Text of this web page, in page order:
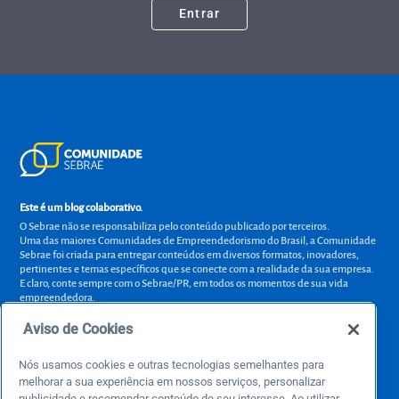
Entrar
Este é um blog colaborativo.
O Sebrae não se responsabiliza pelo conteúdo publicado por terceiros.
Uma das maiores Comunidades de Empreendedorismo do Brasil, a Comunidade
Sebrae foi criada para entregar conteúdos em diversos formatos, inovadores,
pertinentes e temas específicos que se conecte com a realidade da sua empresa.
E claro, conte sempre com o Sebrae/PR, em todos os momentos de sua vida
empreendedora.
Precisa de ajuda?
Aviso de Cookies
Nós usamos cookies e outras tecnologias semelhantes para
melhorar a sua experiência em nossos serviços, personalizar